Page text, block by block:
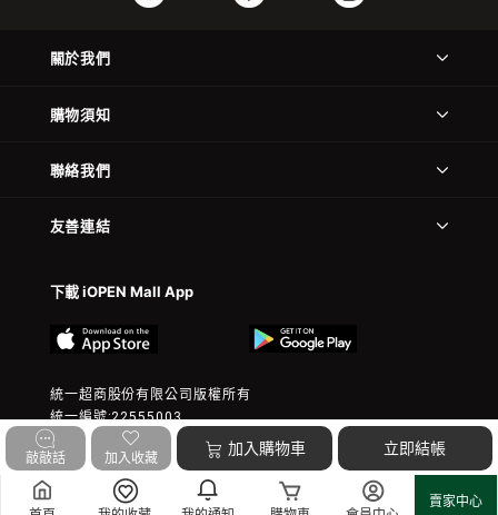
賣家中心
敲敲話 加入收藏
加入購物車 立即結帳
關於我們
購物須知
聯絡我們
友善連結
下載 iOPEN Mall App
統一超商股份有限公司版權所有
統一編號:22555003
© 2023 President Chain Store Corp. All rights reserved.